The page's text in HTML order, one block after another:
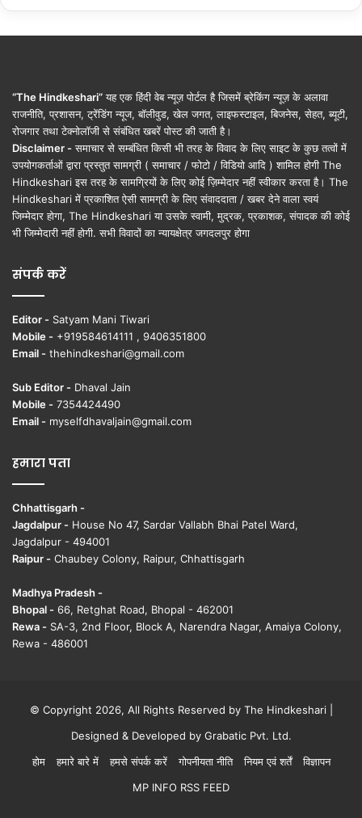
“The Hindkeshari”यह एक हिंदी वेब न्यूज़ पोर्टल है जिसमें ब्रेकिंग न्यूज़ के अलावा
राजनीति, प्रशासन, ट्रेंडिंग न्यूज, बॉलीवुड, खेल जगत, लाइफस्टाइल, बिजनेस, सेहत, ब्यूटी,
रोजगार तथा टेक्नोलॉजी से संबंधित खबरें पोस्ट की जाती है।
Disclaimer - समाचार से सम्बंधित किसी भी तरह के विवाद के लिए साइट के कुछ तत्वों में
उपयोगकर्ताओं द्वारा प्रस्तुत सामग्री ( समाचार / फोटो / विडियो आदि ) शामिल होगी The
Hindkeshari इस तरह के सामग्रियों के लिए कोई ज़िम्मेदार नहीं स्वीकार करता है। The
Hindkeshari में प्रकाशित ऐसी सामग्री के लिए संवाददाता / खबर देने वाला स्वयं
जिम्मेदार होगा, The Hindkeshari या उसके स्वामी, मुद्रक, प्रकाशक, संपादक की कोई
भी जिम्मेदारी नहीं होगी. सभी विवादों का न्यायक्षेत्र जगदलपुर होगा
संपर्क करें
Editor - Satyam Mani Tiwari
Mobile - +919584614111 , 9406351800
Email - thehindkeshari@gmail.com
Sub Editor - Dhaval Jain
Mobile - 7354424490
Email - myselfdhavaljain@gmail.com
हमारा पता
Chhattisgarh -
Jagdalpur - House No 47, Sardar Vallabh Bhai Patel Ward,
Jagdalpur - 494001
Raipur - Chaubey Colony, Raipur, Chhattisgarh
Madhya Pradesh -
Bhopal - 66, Retghat Road, Bhopal - 462001
Rewa - SA-3, 2nd Floor, Block A, Narendra Nagar, Amaiya Colony,
Rewa - 486001
© Copyright 2026, All Rights Reserved by The Hindkeshari |
Designed & Developed by Grabatic Pvt. Ltd.
होम
हमारे बारे में हमसे संपर्क करें गोपनीयता नीति नियम एवं शर्तें
विज्ञापन
MP INFO RSS FEED